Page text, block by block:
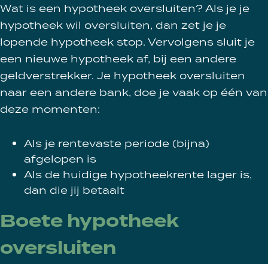
Wat is een hypotheek oversluiten? Als je je
hypotheek wil oversluiten, dan zet je je
lopende hypotheek stop. Vervolgens sluit je
een nieuwe hypotheek af, bij een andere
geldverstrekker. Je hypotheek oversluiten
naar een andere bank, doe je vaak op één van
deze momenten:
Als je rentevaste periode (bijna)
afgelopen is
Als de huidige hypotheekrente lager is,
dan die jij betaalt
Boete hypotheek
oversluiten